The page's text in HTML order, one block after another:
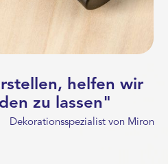
helfen wir
zu lassen
Dekorationsspezialist von Miron